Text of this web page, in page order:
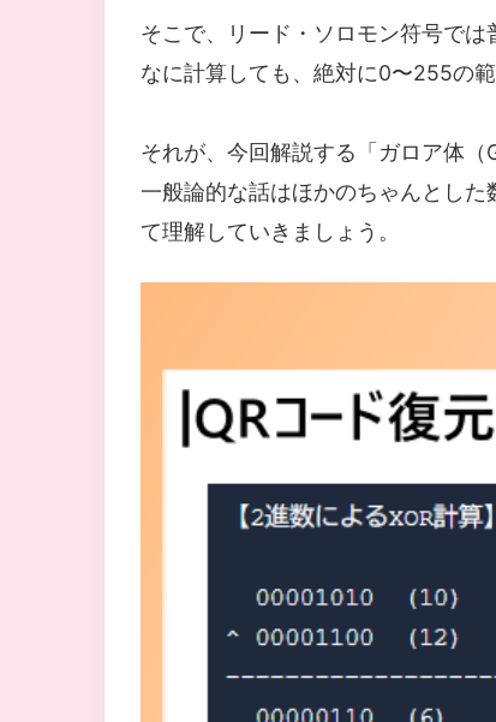
そこで、リード・ソロモン符号で
なに計算しても、絶対に0〜255の
それが、今回解説する「ガロア体（
一般論的な話はほかのちゃんとし
て理解していきましょう。